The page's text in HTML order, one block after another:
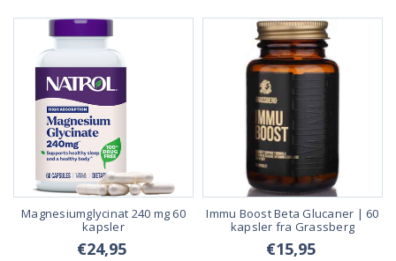
Magnesiumglycinat 240 mg 60
kapsler
€24,95
Immu Boost Beta Glucaner | 60
kapsler fra Grassberg
€15,95